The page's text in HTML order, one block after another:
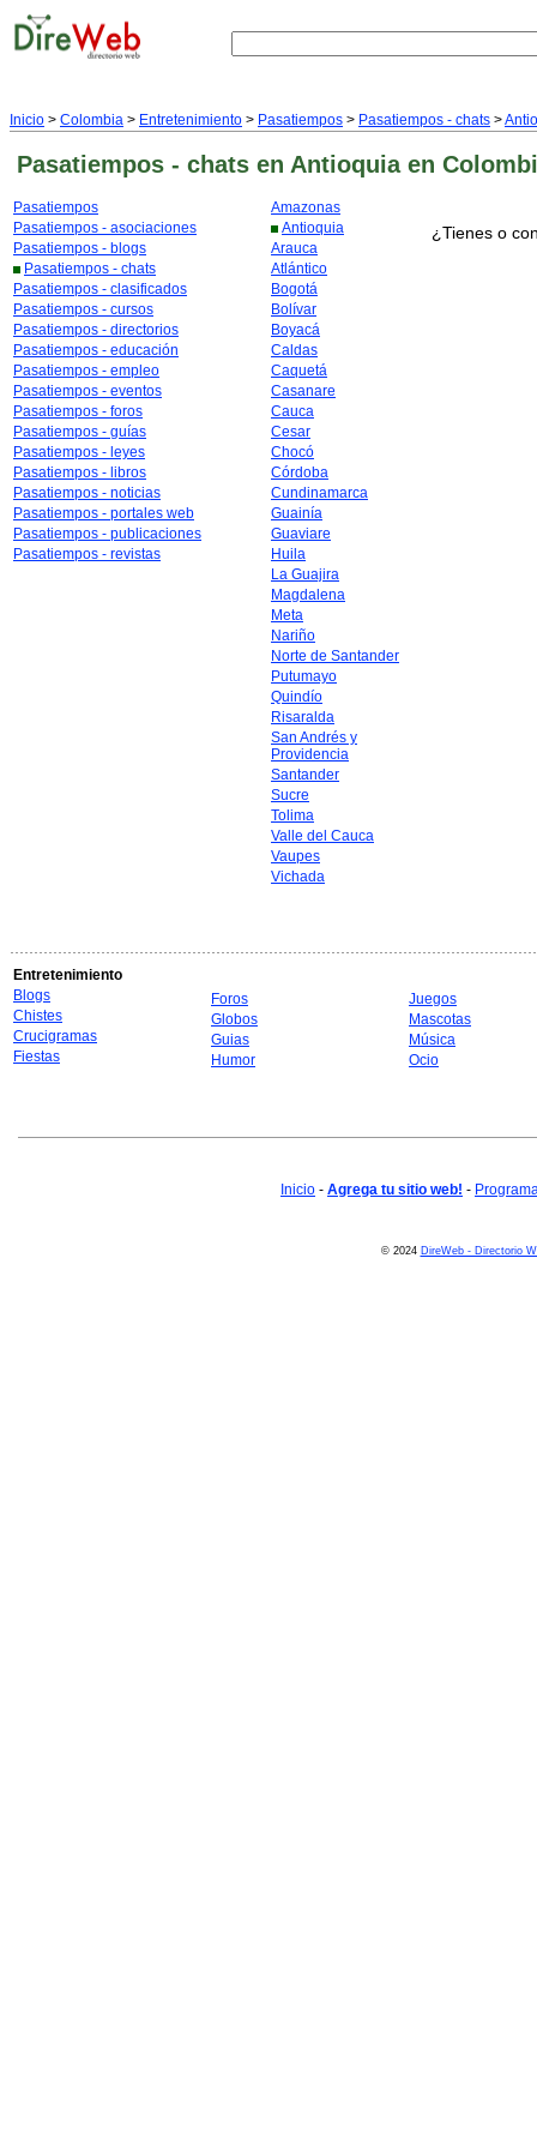
Inicio > Colombia > Entretenimiento > Pasatiempos > Pasatiempos - chats >
Pasatiempos - chats en Antioquia en
Pasatiempos
Pasatiempos - asociaciones
Pasatiempos - blogs
Pasatiempos - chats
Pasatiempos - clasificados
Pasatiempos - cursos
Pasatiempos - directorios
Pasatiempos - educación
Pasatiempos - empleo
Pasatiempos - eventos
Pasatiempos - foros
Pasatiempos - guías
Pasatiempos - leyes
Pasatiempos - libros
Pasatiempos - noticias
Pasatiempos - portales web
Pasatiempos - publicaciones
Pasatiempos - revistas
Amazonas
Antioquia
Arauca
Atlántico
Bogotá
Bolívar
Boyacá
Caldas
Caquetá
Casanare
Cauca
Cesar
Chocó
Córdoba
Cundinamarca
Guainía
Guaviare
Huila
La Guajira
Magdalena
Meta
Nariño
Norte de Santander
Putumayo
Quindío
Risaralda
San Andrés y
Providencia
Santander
Sucre
Tolima
Valle del Cauca
Vaupes
Vichada
¿Tienes o
Entretenimiento
Blogs
Chistes
Crucigramas
Fiestas
Foros
Globos
Guias
Humor
Juegos
Mascotas
Música
Ocio
Inicio - Agrega tu sitio web! -
© 2024 DireWeb - Directorio